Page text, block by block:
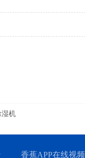
湿机
香蕉APP在线视